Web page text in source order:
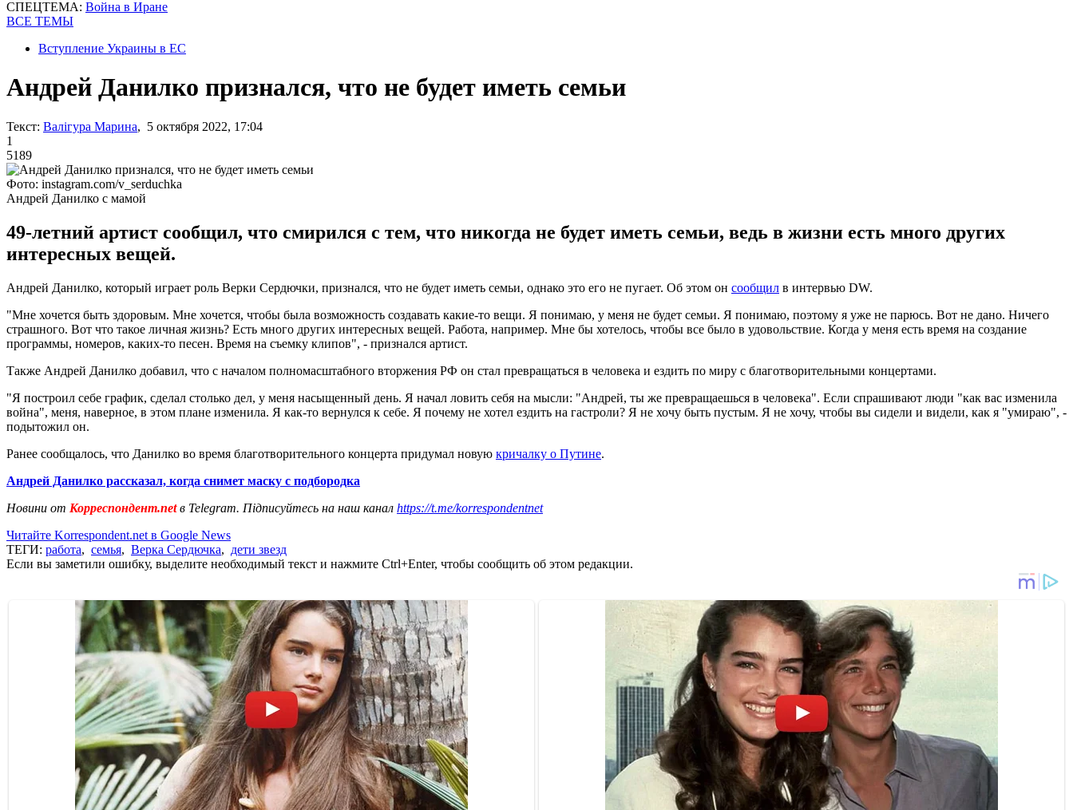
СПЕЦТЕМА: Война в Иране
ВСЕ ТЕМЫ
Вступление Украины в ЕС
Андрей Данилко признался, что не будет иметь семьи
Текст: Валігура Марина, 5 октября 2022, 17:04
1
5189
Фото: instagram.com/v_serduchka
Андрей Данилко с мамой
49-летний артист сообщил, что смирился с тем, что никогда не будет иметь семьи, ведь в жизни есть много других
интересных вещей.
Андрей Данилко, который играет роль Верки Сердючки, признался, что не будет иметь семьи, однако это его не пугает. Об этом он сообщил в интервью DW.
"Мне хочется быть здоровым. Мне хочется, чтобы была возможность создавать какие-то вещи. Я понимаю, у меня не будет семьи. Я понимаю, поэтому я уже не парюсь. Вот не дано. Ничего
страшного. Вот что такое личная жизнь? Есть много других интересных вещей. Работа, например. Мне бы хотелось, чтобы все было в удовольствие. Когда у меня есть время на создание
программы, номеров, каких-то песен. Время на съемку клипов", - признался артист.
Также Андрей Данилко добавил, что с началом полномасштабного вторжения РФ он стал превращаться в человека и ездить по миру с благотворительными концертами.
"Я построил себе график, сделал столько дел, у меня насыщенный день. Я начал ловить себя на мысли: "Андрей, ты же превращаешься в человека". Если спрашивают люди "как вас изменила
война", меня, наверное, в этом плане изменила. Я как-то вернулся к себе. Я почему не хотел ездить на гастроли? Я не хочу быть пустым. Я не хочу, чтобы вы сидели и видели, как я "умираю", -
подытожил он.
Ранее сообщалось, что Данилко во время благотворительного концерта придумал новую кричалку о Путине.
Андрей Данилко рассказал, когда снимет маску с подбородка
Новини от Корреспондент.netв Telegram. Підписуйтесь на наш канал https://t.me/korrespondentnet
Читайте Korrespondent.net в Google News
ТЕГИ: работа, семья, Верка Сердючка, дети звезд
Если вы заметили ошибку, выделите необходимый текст и нажмите Ctrl+Enter, чтобы сообщить об этом редакции.